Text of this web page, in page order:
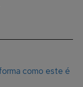
como este é